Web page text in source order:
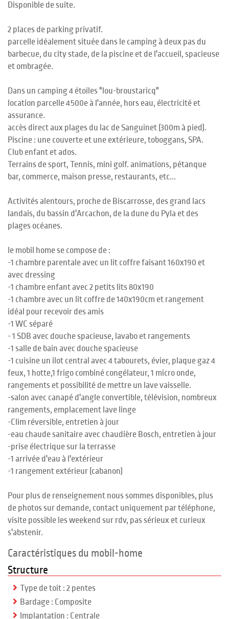
Disponible de suite.
2 places de parking privatif.
parcelle idéalement située dans le camping à deux pas du
barbecue, du city stade, de la piscine et de l'accueil, spacieuse
et ombragée.
Dans un camping 4 étoiles "lou-broustaricq"
location parcelle 4500e à l'année, hors eau, électricité et
assurance.
accès direct aux plages du lac de Sanguinet (300m à pied).
Piscine : une couverte et une extérieure, toboggans, SPA.
Club enfant et ados.
Terrains de sport, Tennis, mini golf. animations, pétanque
bar, commerce, maison presse, restaurants, etc...
Activités alentours, proche de Biscarrosse, des grand lacs
landais, du bassin d'Arcachon, de la dune du Pyla et des
plages océanes.
le mobil home se compose de :
-1 chambre parentale avec un lit coffre faisant 160x190 et
avec dressing
-1 chambre enfant avec 2 petits lits 80x190
-1 chambre avec un lit coffre de 140x190cm et rangement
idéal pour recevoir des amis
-1 WC séparé
- 1 SDB avec douche spacieuse, lavabo et rangements
-1 salle de bain avec douche spacieuse
-1 cuisine un ilot central avec 4 tabourets, évier, plaque gaz 4
feux, 1 hotte,1 frigo combiné congélateur, 1 micro onde,
rangements et possibilité de mettre un lave vaisselle.
-salon avec canapé d'angle convertible, télévision, nombreux
rangements, emplacement lave linge
-Clim réversible, entretien à jour
-eau chaude sanitaire avec chaudière Bosch, entretien à jour
-prise électrique sur la terrasse
-1 arrivée d'eau à l'extérieur
-1 rangement extérieur (cabanon)
Pour plus de renseignement nous sommes disponibles, plus
de photos sur demande, contact uniquement par téléphone,
visite possible les weekend sur rdv, pas sérieux et curieux
s'abstenir.
Caractéristiques du mobil-home
Structure
Type de toit : 2 pentes
Bardage : Composite
Implantation : Centrale